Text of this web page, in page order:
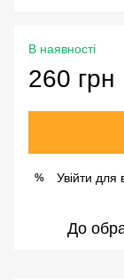
В наявності
260 грн
% Увійти для
До